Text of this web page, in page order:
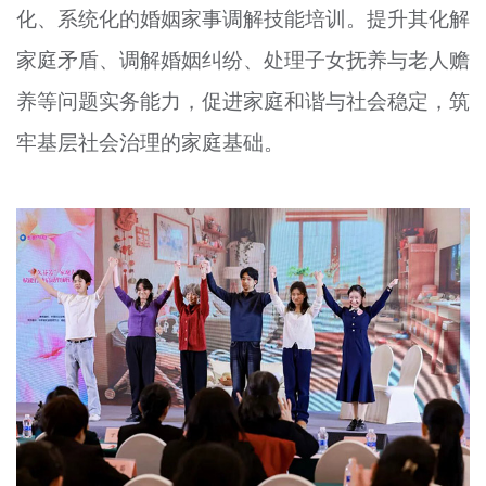
化、系统化的婚姻家事调解技能培训。提升其化解
家庭矛盾、调解婚姻纠纷、处理子女抚养与老人赡
养等问题实务能力，促进家庭和谐与社会稳定，筑
牢基层社会治理的家庭基础。